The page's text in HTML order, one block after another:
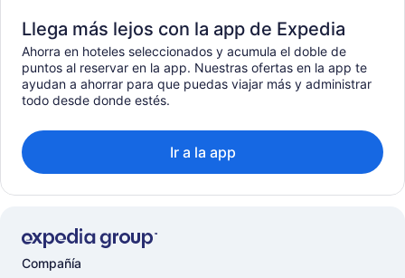
Llega más lejos con la app de Expedia
Ahorra en hoteles seleccionados y acumula el doble de
puntos al reservar en la app. Nuestras ofertas en la app te
ayudan a ahorrar para que puedas viajar más y administrar
todo desde donde estés.
Ir a la app
Compañía